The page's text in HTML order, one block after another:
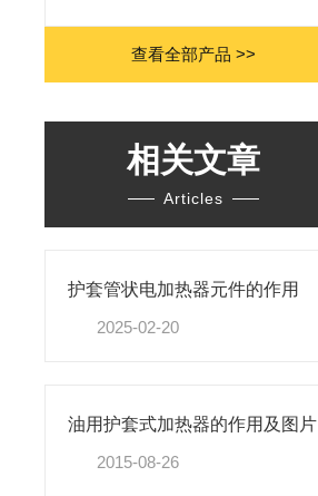
查看全部产品 >>
相关文章
Articles
护套管状电加热器元件的作用
2025-02-20
油用护套式加热器的作用及图片
2015-08-26